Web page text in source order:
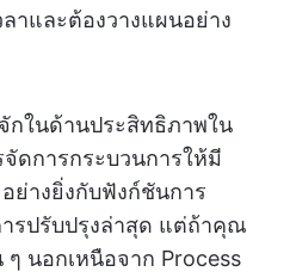
าและต้องวางแผนอย่าง
กในด้านประสิทธิภาพใน
ดการกระบวนการให้มี
ย่างยิ่งกับฟังก์ชันการ
รปรับปรุงล่าสุด แต่ถ้าคุณ
ๆ นอกเหนือจาก Process